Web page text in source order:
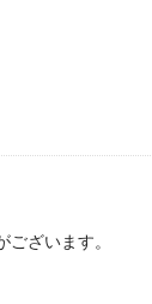
ざいます。